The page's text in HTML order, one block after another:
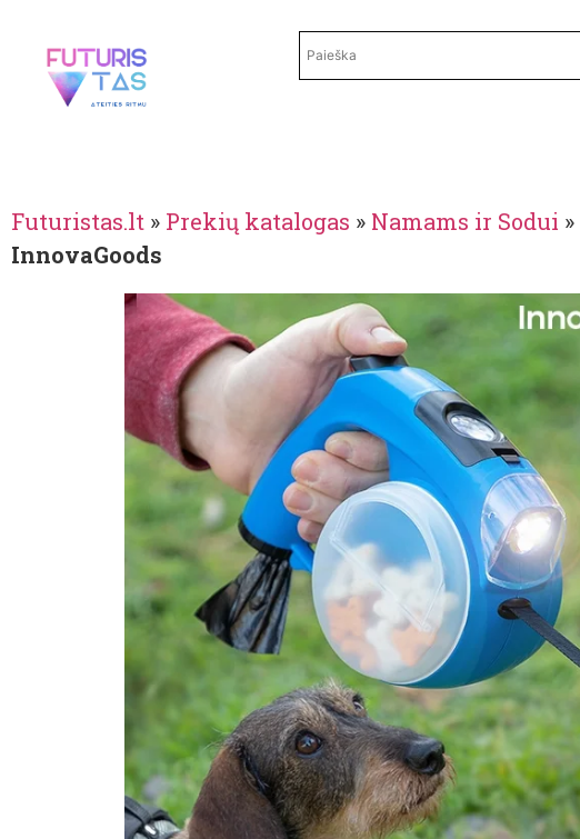
Futuristas.lt » Prekių katalogas » Namams ir Sodui »
InnovaGoods